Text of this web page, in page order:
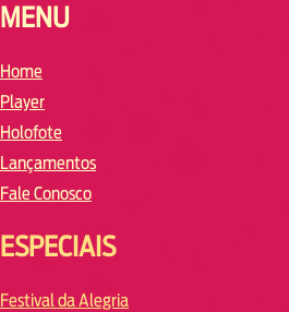
MENU
Home
Player
Holofote
Lançamentos
Fale Conosco
ESPECIAIS
Festival da Alegria